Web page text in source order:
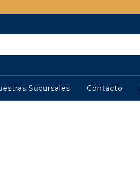
Sucursales Contacto